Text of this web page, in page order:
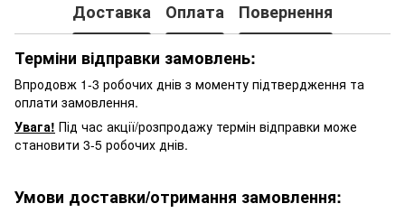
Доставка Оплата
Повернення
Терміни відправки замовлень:
Впродовж 1-3 робочих днів з моменту підтвердження та
оплати замовлення.
Увага! Під час акції/розпродажу термін відправки може
становити 3-5 робочих днів.
Умови доставки/отримання замовлення: